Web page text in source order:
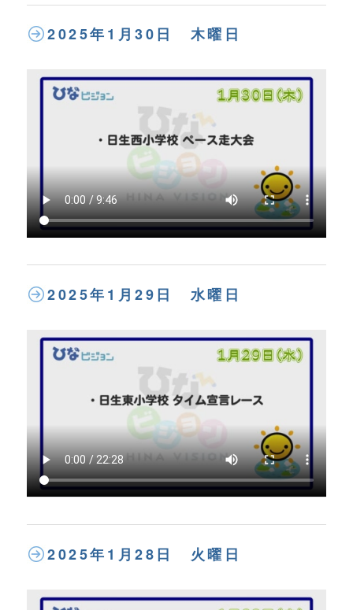
2025年1月30日 木曜日
2025年1月29日 水曜日
2025年1月28日 火曜日